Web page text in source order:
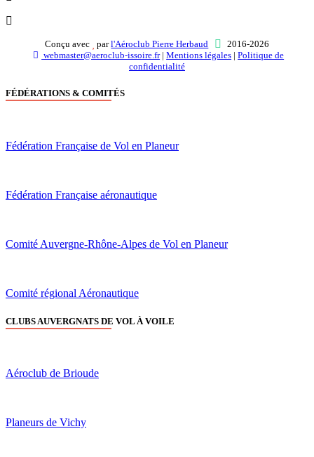
Conçu avec parl'Aéroclub Pierre Herbaud
2016-2026
webmaster@aeroclub-issoire.fr|Mentions légales |Politique de
confidentialité
FÉDÉRATIONS & COMITÉS
Fédération Française de Vol en Planeur
Fédération Française aéronautique
Comité Auvergne-Rhône-Alpes de Vol en Planeur
Comité régional Aéronautique
CLUBS AUVERGNATS DE VOL À VOILE
Aéroclub de Brioude
Planeurs de Vichy